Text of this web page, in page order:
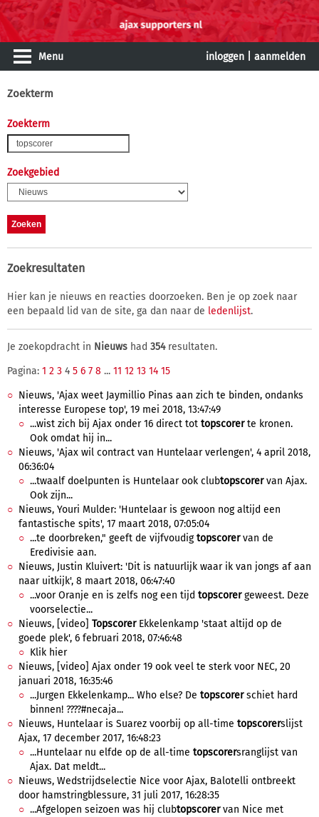
Menu inloggen aanmelden
Zoekterm
Zoekterm
Zoekgebied
Zoekresultaten
Hier kan je nieuws en reacties doorzoeken. Ben je op zoek naar
een bepaald lid van de site, ga dan naar de ledenlijst.
Je zoekopdracht in Nieuws had 354resultaten.
Pagina: 1 2 3 4 5 6 7 8 ... 11 12 13 14 15
Nieuws, 'Ajax weet Jaymillio Pinas aan zich te binden, ondanks
interesse Europese top', 19 mei 2018, 13:47:49
...wist zich bij Ajax onder 16 direct tot topscorerte kronen.
Ook omdat hij in...
Nieuws, 'Ajax wil contract van Huntelaar verlengen', 4 april 2018,
06:36:04
...twaalf doelpunten is Huntelaar ook clubtopscorervan Ajax.
Ook zijn...
Nieuws, Youri Mulder: 'Huntelaar is gewoon nog altijd een
fantastische spits', 17 maart 2018, 07:05:04
...te doorbreken," geeft de vijfvoudigtopscorervan de
Eredivisie aan.
Nieuws, Justin Kluivert: 'Dit is natuurlijk waar ik van jongs af aan
naar uitkijk', 8 maart 2018, 06:47:40
...voor Oranje en is zelfs nog een tijd topscorergeweest. Deze
voorselectie...
Nieuws, [video] TopscorerEkkelenkamp 'staat altijd op de
goede plek', 6 februari 2018, 07:46:48
Klik hier
Nieuws, [video] Ajax onder 19 ook veel te sterk voor NEC, 20
januari 2018, 16:35:46
...Jurgen Ekkelenkamp... Who else? De topscorerschiet hard
binnen! ????#necaja...
Nieuws, Huntelaar is Suarez voorbij op all-time topscorerslijst
Ajax, 17 december 2017, 16:48:23
...Huntelaar nu elfde op de all-time topscorersranglijst van
Ajax. Dat meldt...
Nieuws, Wedstrijdselectie Nice voor Ajax, Balotelli ontbreekt
door hamstringblessure, 31 juli 2017, 16:28:35
...Afgelopen seizoen was hij clubtopscorervan Nice met